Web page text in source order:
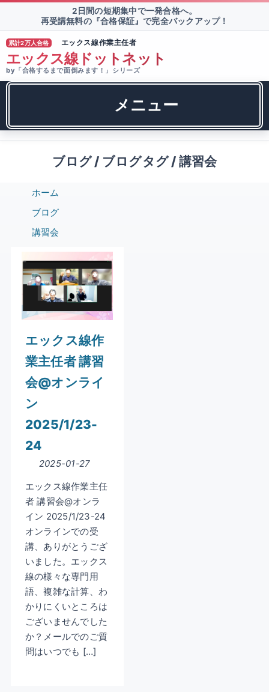
2日間の短期集中で一発合格へ。
再受講無料の『合格保証』で完全バックアップ！
累計2万人合格 エックス線作業主任者
エックス線ドットネット
by「合格するまで面倒みます！」シリーズ
メニュー
ブログ / ブログタグ / 講習会
ホーム
ブログ
講習会
エックス線作
業主任者 講習
会@オンライ
ン
2025/1/23-
24
2025-01-27
エックス線作業主任
者 講習会@オンラ
イン 2025/1/23-24
オンラインでの受
講、ありがとうござ
いました。エックス
線の様々な専門用
語、複雑な計算、わ
かりにくいところは
ございませんでした
か？メールでのご質
問はいつでも […]